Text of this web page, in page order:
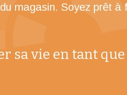
magasin. Soyez prêt à
sa vie en tant